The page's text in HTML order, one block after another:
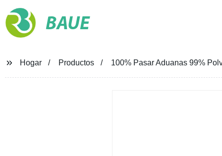
BAUE
Hogar Productos 100% Pasar Aduanas 99%